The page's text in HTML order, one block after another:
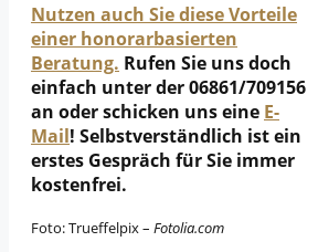
Nutzen auch Sie diese Vorteile
einer honorarbasierten
Beratung. Rufen Sie uns doch
einfach unter der 06861/709156
an oder schicken uns eine E-
Mail! Selbstverständlich ist ein
erstes Gespräch für Sie immer
kostenfrei.
Foto: Trueffelpix – Fotolia.com